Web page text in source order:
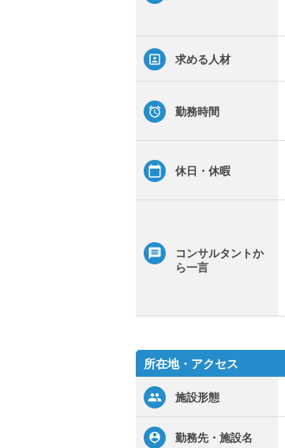
求める人材
勤務時間
休日・休暇
コンサルタントか
ら一言
所在地・アクセス
施設形態
勤務先・施設名